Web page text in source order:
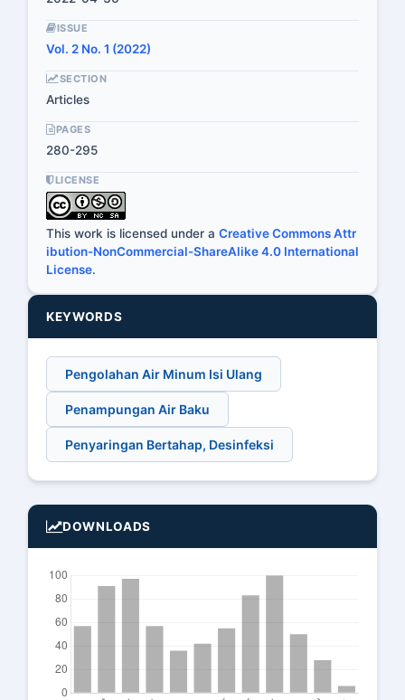
ISSUE
Vol. 2 No. 1 (2022)
SECTION
Articles
PAGES
280-295
LICENSE
This work is licensed under a Creative Commons Attr
ibution-NonCommercial-ShareAlike 4.0 International
License.
KEYWORDS
Pengolahan Air Minum Isi Ulang
Penampungan Air Baku
Penyaringan Bertahap, Desinfeksi
DOWNLOADS